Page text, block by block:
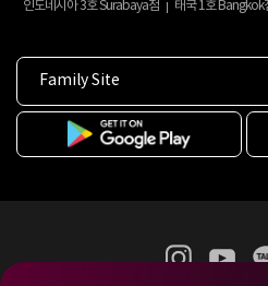
인도네시아 3호 Surabaya점
태국 1호 Bangkok
Family Site